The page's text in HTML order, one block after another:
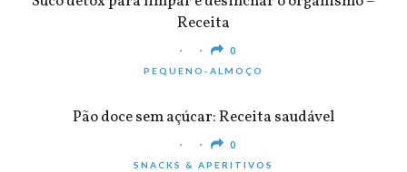
Receita
0
PEQUENO-ALMOÇO
Pão doce sem açúcar: Receita saudável
0
SNACKS & APERITIVOS